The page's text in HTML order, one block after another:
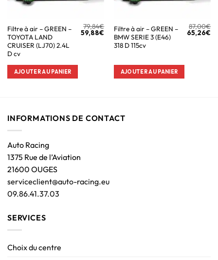
Filtre à air – GREEN –
TOYOTA LAND
CRUISER (LJ70) 2.4L
D cv
79,84€
59,88€
AJOUTER AU PANIER
Filtre à air – GREEN –
BMW SERIE 3 (E46)
318 D 115cv
87,00€
65,26€
AJOUTER AU PANIER
INFORMATIONS DE CONTACT
Auto Racing
1375 Rue de l’Aviation
21600 OUGES
serviceclient@auto-racing.eu
09.86.41.37.03
SERVICES
Choix du centre